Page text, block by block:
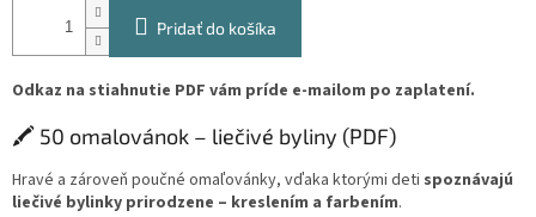
Pridať do košíka
Odkaz na stiahnutie PDF vám príde e-mailom po zaplatení.
🖍️ 50 omalovánok – liečivé byliny (PDF)
Hravé a zároveň poučné omaľovánky, vďaka ktorými deti spoznávajú
liečivé bylinky prirodzene – kreslením a farbením.